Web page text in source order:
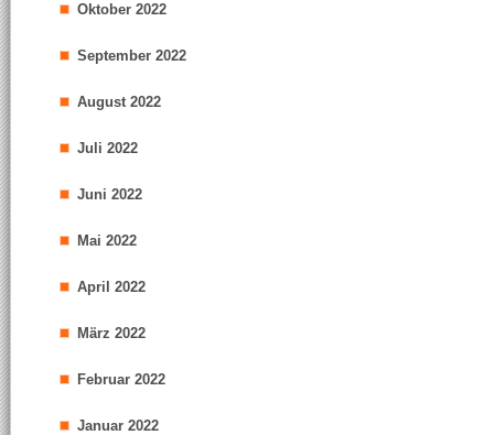
Oktober 2022
September 2022
August 2022
Juli 2022
Juni 2022
Mai 2022
April 2022
März 2022
Februar 2022
Januar 2022